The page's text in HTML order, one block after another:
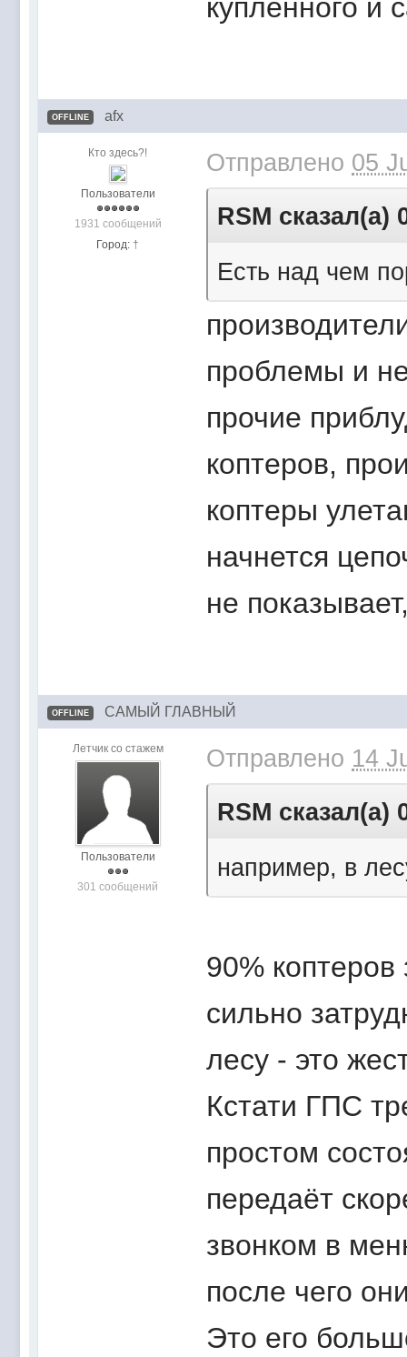
купленного и
OFFLINE afx
Кто здесь?!
Пользователи
1931 сообщений
Город: †
Отправлено 05
RSM
Есть над чем
проблемы и
прочие
коптеров,
коптеры
начнется
не
OFFLINE САМЫЙ ГЛАВНЫЙ
Летчик со стажем
Пользователи
301 сообщений
Отправлено 14
RSM
например, в
90%
сильно
лесу - это
Кстати ГПС
простом
передаёт
звонком в
после чего
Это его